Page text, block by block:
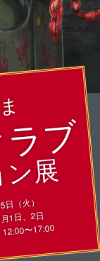
ブ
展
（火）
1日、2日
〜17:00